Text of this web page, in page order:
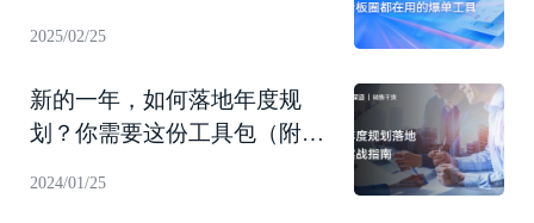
2025/02/25
新的一年，如何落地年度规
划？你需要这份工具包（附下
2024/01/25